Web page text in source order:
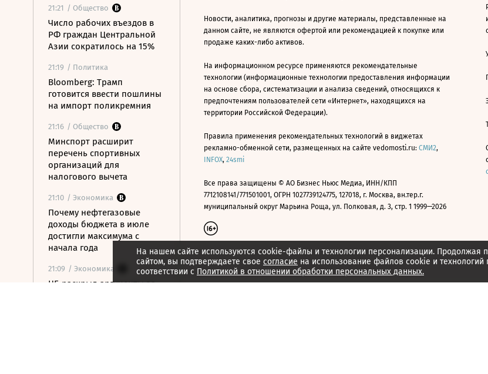
21:21 / Общество
Число рабочих въездов в
РФ граждан Центральной
Азии сократилось на 15%
21:19 / Политика
Bloomberg: Трамп
готовится ввести пошлины
на импорт поликремния
21:16 / Общество
Минспорт расширит
перечень спортивных
организаций для
налогового вычета
21:10 / Экономика
Почему нефтегазовые
доходы бюджета в июле
достигли максимума с
начала года
21:09 / Экономика
ЦБ раскрыл аргументы за
На нашем сайте используются cookie-файлы и технологии персонализации. Продолжая
сайтом, вы подтверждаете свое согласие на использование файлов cookie и технологий
соответствии с Политикой в отношении обработки персональных данных.
Новости, аналитика, прогнозы и другие материалы, представленные на
данном сайте, не являются офертой или рекомендацией к покупке или
продаже каких-либо активов.
На информационном ресурсе применяются рекомендательные
технологии (информационные технологии предоставления информации
на основе сбора, систематизации и анализа сведений, относящихся к
предпочтениям пользователей сети «Интернет», находящихся на
территории Российской Федерации).
Правила применения рекомендательных технологий в виджетах
рекламно-обменной сети, размещенных на сайте vedomosti.ru: СМИ2,
INFOX, 24smi
Все права защищены © АО Бизнес Ньюс Медиа, ИНН/КПП
7712108141/771501001, ОГРН 1027739124775, 127018, г. Москва, вн.тер.г.
муниципальный округ Марьина Роща, ул. Полковая, д. 3, стр. 1 1999—2026